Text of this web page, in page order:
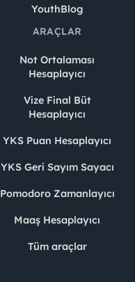
YouthBlog
ARAÇLAR
Not Ortalaması
Hesaplayıcı
Vize Final Büt
Hesaplayıcı
YKS Puan Hesaplayıcı
YKS Geri Sayım Sayacı
Pomodoro Zamanlayıcı
Maaş Hesaplayıcı
Tüm araçlar